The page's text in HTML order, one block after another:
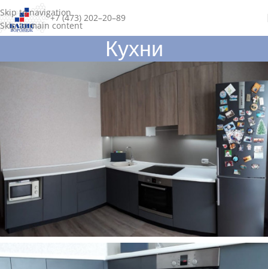
Skip to navigation
Skip to main content
+7 (473) 202–20–89
Кухни